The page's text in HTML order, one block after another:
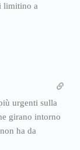
limitino a
urgenti sulla
girano intorno
ha da